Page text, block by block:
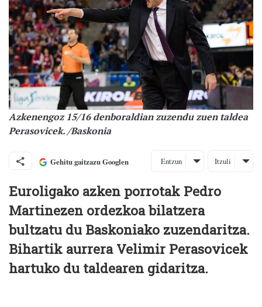
Azkenengoz 15/16 denboraldian zuzendu zuen taldea
Perasovicek. /Baskonia
Gehitu gaitzazu Googlen Entzun Itzuli
Euroligako azken porrotak Pedro
Martinezen ordezkoa bilatzera
bultzatu du Baskoniako zuzendaritza.
Bihartik aurrera Velimir Perasovicek
hartuko du taldearen gidaritza.